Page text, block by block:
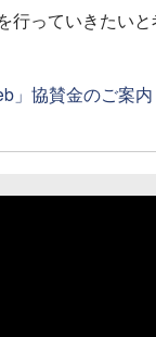
行っていきたいと
」協賛金のご案内